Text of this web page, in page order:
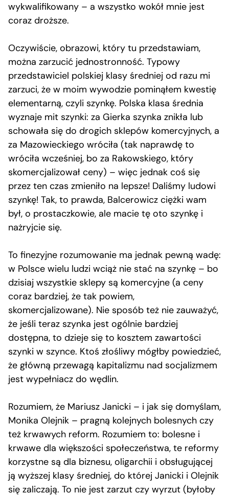
wykwalifikowany – a wszystko wokół mnie jest
coraz droższe.
Oczywiście, obrazowi, który tu przedstawiam,
można zarzucić jednostronność. Typowy
przedstawiciel polskiej klasy średniej od razu mi
zarzuci, że w moim wywodzie pominąłem kwestię
elementarną, czyli szynkę. Polska klasa średnia
wyznaje mit szynki: za Gierka szynka znikła lub
schowała się do drogich sklepów komercyjnych, a
za Mazowieckiego wróciła (tak naprawdę to
wróciła wcześniej, bo za Rakowskiego, który
skomercjalizował ceny) – więc jednak coś się
przez ten czas zmieniło na lepsze! Daliśmy ludowi
szynkę! Tak, to prawda, Balcerowicz ciężki wam
był, o prostaczkowie, ale macie tę oto szynkę i
nażryjcie się.
To finezyjne rozumowanie ma jednak pewną wadę:
w Polsce wielu ludzi wciąż nie stać na szynkę – bo
dzisiaj wszystkie sklepy są komercyjne (a ceny
coraz bardziej, że tak powiem,
skomercjalizowane). Nie sposób też nie zauważyć,
że jeśli teraz szynka jest ogólnie bardziej
dostępna, to dzieje się to kosztem zawartości
szynki w szynce. Ktoś złośliwy mógłby powiedzieć,
że główną przewagą kapitalizmu nad socjalizmem
jest wypełniacz do wędlin.
Rozumiem, że Mariusz Janicki – i jak się domyślam,
Monika Olejnik – pragną kolejnych bolesnych czy
też krwawych reform. Rozumiem to: bolesne i
krwawe dla większości społeczeństwa, te reformy
korzystne są dla biznesu, oligarchii i obsługującej
ją wyższej klasy średniej, do której Janicki i Olejnik
się zaliczają. To nie jest zarzut czy wyrzut (byłoby